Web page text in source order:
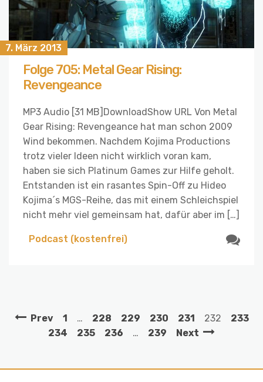
7. März 2013
Folge 705: Metal Gear Rising:
Revengeance
MP3 Audio [31 MB]DownloadShow URL Von Metal
Gear Rising: Revengeance hat man schon 2009
Wind bekommen. Nachdem Kojima Productions
trotz vieler Ideen nicht wirklich voran kam,
haben sie sich Platinum Games zur Hilfe geholt.
Entstanden ist ein rasantes Spin-Off zu Hideo
Kojima´s MGS-Reihe, das mit einem Schleichspiel
nicht mehr viel gemeinsam hat, dafür aber im […]
Podcast (kostenfrei)
Prev 1 … 228 229 230 231 232
233
234
235 236 … 239 Next